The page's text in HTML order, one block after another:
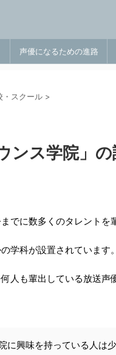
声優になるための進路
・スクール >
ンス学院」
でに数多くのタレントを
学科が設置されています。
人も輩出している放送声
に興味を持っている人は